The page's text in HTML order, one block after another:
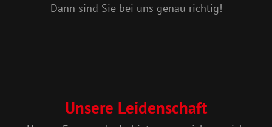
Dann sind Sie bei uns genau richtig!
Unsere Leidenschaft